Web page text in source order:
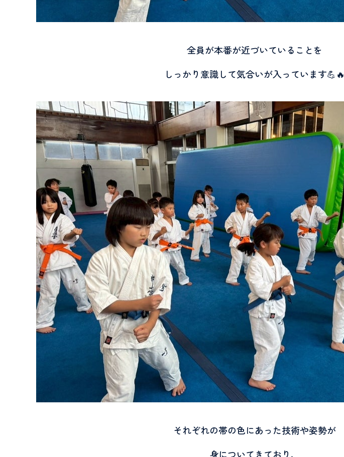
全員が本番が近づいていることを
しっかり意識して気合いが入っています💪🔥
それぞれの帯の色にあった技術や姿勢が
身についてきており、